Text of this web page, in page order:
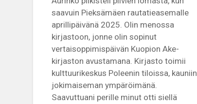
saavuin Pieksämäen rautatieasemalle
aprillipäivänä 2025. Olin menossa
kirjastoon, jonne olin sopinut
vertaisoppimispäivän Kuopion Ake-
kirjaston avustamana. Kirjasto toimii
kulttuurikeskus Poleenin tiloissa, kauniin
jokimaiseman ympäröimänä.
Saavuttuani perille minut otti siellä